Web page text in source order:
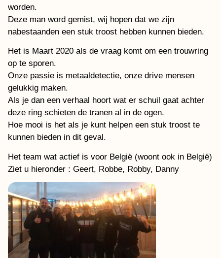
worden.
Deze man word gemist, wij hopen dat we zijn
nabestaanden een stuk troost hebben kunnen bieden.
Het is Maart 2020 als de vraag komt om een trouwring
op te sporen.
Onze passie is metaaldetectie, onze drive mensen
gelukkig maken.
Als je dan een verhaal hoort wat er schuil gaat achter
deze ring schieten de tranen al in de ogen.
Hoe mooi is het als je kunt helpen een stuk troost te
kunnen bieden in dit geval.
Het team wat actief is voor België (woont ook in België)
Ziet u hieronder : Geert, Robbe, Robby, Danny